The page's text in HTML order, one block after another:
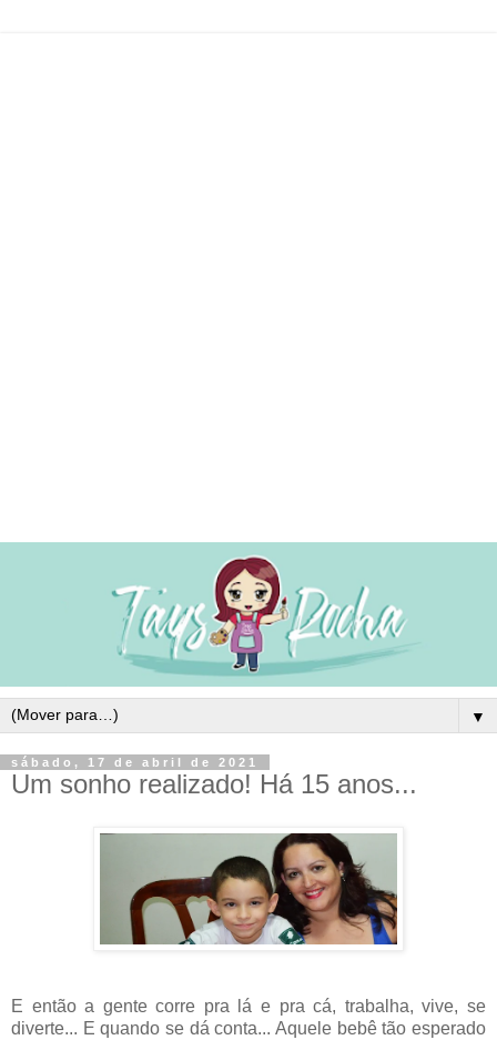
▼
sábado, 17 de abril de 2021
Um sonho realizado! Há 15 anos...
E então a gente corre pra lá e pra cá, trabalha, vive, se
diverte... E quando se dá conta... Aquele bebê tão esperado